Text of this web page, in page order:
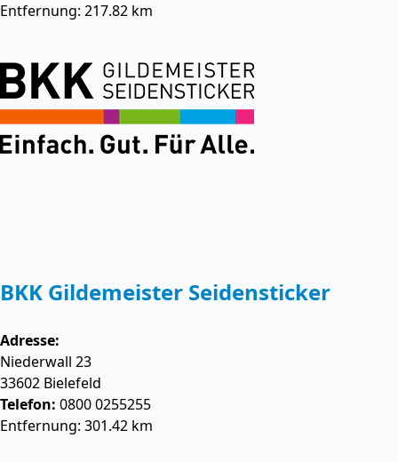
Entfernung: 217.82 km
BKK Gildemeister Seidensticker
Adresse:
Niederwall 23
33602 Bielefeld
Telefon: 0800 0255255
Entfernung: 301.42 km